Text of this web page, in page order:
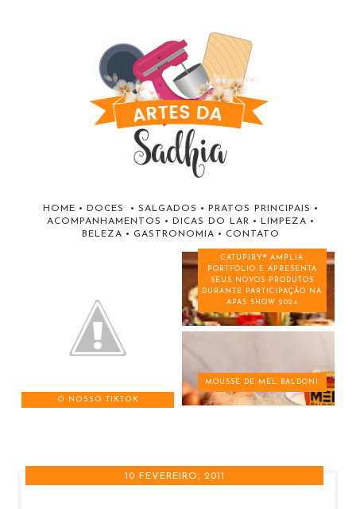
HOME • DOCES • SALGADOS • PRATOS PRINCIPAIS •
ACOMPANHAMENTOS • DICAS DO LAR • LIMPEZA •
BELEZA • GASTRONOMIA • CONTATO
O NOSSO TIKTOK
CATUPIRY® AMPLIA
PORTFÓLIO E APRESENTA
SEUS NOVOS PRODUTOS
DURANTE PARTICIPAÇÃO NA
APAS SHOW 2024
MOUSSE DE MEL BALDONI
10 FEVEREIRO, 2011